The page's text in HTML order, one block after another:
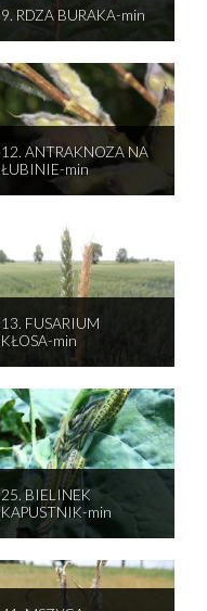
9. RDZA BURAKA-min
12. ANTRAKNOZA NA
ŁUBINIE-min
13. FUSARIUM
KŁOSA-min
25. BIELINEK
KAPUSTNIK-min